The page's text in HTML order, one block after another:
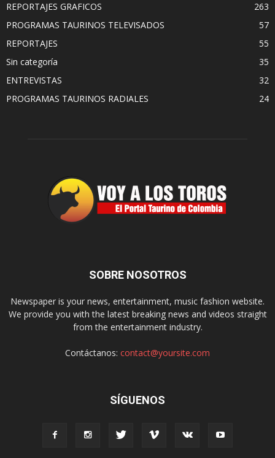
REPORTAJES GRAFICOS
263
PROGRAMAS TAURINOS TELEVISADOS
57
REPORTAJES
55
Sin categoría
35
ENTREVISTAS
32
PROGRAMAS TAURINOS RADIALES
24
SOBRE NOSOTROS
Newspaper is your news, entertainment, music fashion website.
We provide you with the latest breaking news and videos straight
from the entertainment industry.
Contáctanos: contact@yoursite.com
SÍGUENOS